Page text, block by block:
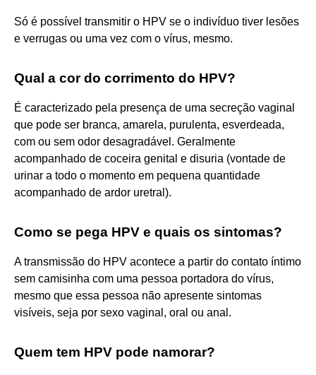
Só é possível transmitir o HPV se o indivíduo tiver lesões
e verrugas ou uma vez com o vírus, mesmo.
Qual a cor do corrimento do HPV?
É caracterizado pela presença de uma secreção vaginal
que pode ser branca, amarela, purulenta, esverdeada,
com ou sem odor desagradável. Geralmente
acompanhado de coceira genital e disuria (vontade de
urinar a todo o momento em pequena quantidade
acompanhado de ardor uretral).
Como se pega HPV e quais os sintomas?
A transmissão do HPV acontece a partir do contato íntimo
sem camisinha com uma pessoa portadora do vírus,
mesmo que essa pessoa não apresente sintomas
visíveis, seja por sexo vaginal, oral ou anal.
Quem tem HPV pode namorar?